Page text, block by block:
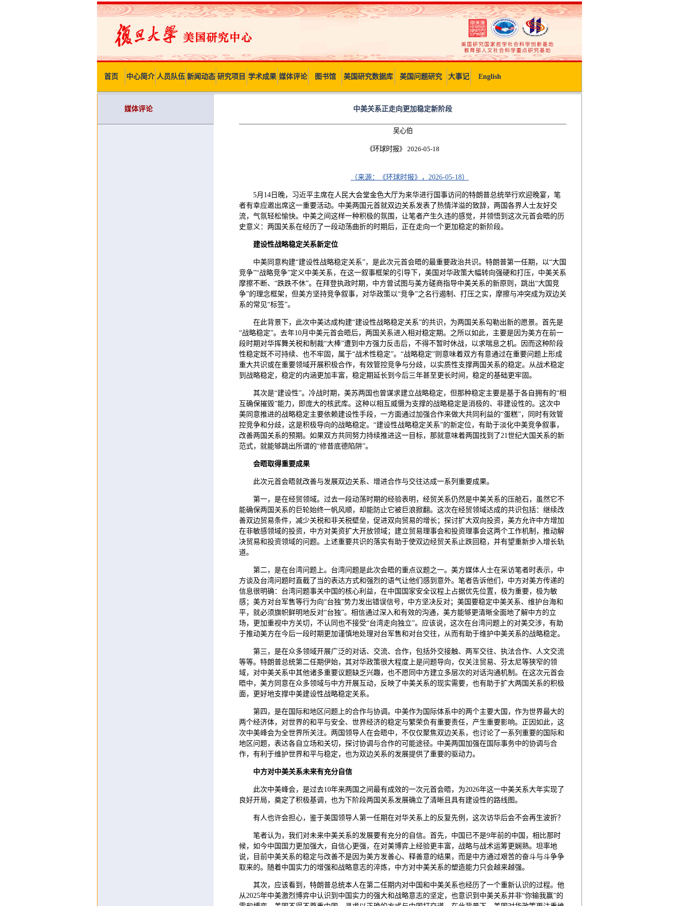
首页 中心简介 人员队伍 新闻动态 研究项目 学术成果 媒体评论 图书馆 美国研究数据库 美国问题研究 大事记 English
媒体评论 中美关系正走向更加稳定新阶段
吴心伯
《环球时报》 2026-05-18
（来源：《环球时报》，2026-05-18）
5月14日晚，习近平主席在人民大会堂金色大厅为来华进行国事访问的特朗普总统举行欢迎晚宴，笔
者有幸应邀出席这一重要活动。中美两国元首就双边关系发表了热情洋溢的致辞，两国各界人士友好交
流，气氛轻松愉快。中美之间这样一种积极的氛围，让笔者产生久违的感觉，并领悟到这次元首会晤的历
史意义：两国关系在经历了一段动荡曲折的时期后，正在走向一个更加稳定的新阶段。
建设性战略稳定关系新定位
中美同意构建“建设性战略稳定关系”，是此次元首会晤的最重要政治共识。特朗普第一任期，以“大国
竞争”“战略竞争”定义中美关系，在这一叙事框架的引导下，美国对华政策大幅转向强硬和打压，中美关系
摩擦不断、“跌跌不休”。在拜登执政时期，中方曾试图与美方磋商指导中美关系的新原则，跳出“大国竞
争”的理念框架，但美方坚持竞争叙事，对华政策以“竞争”之名行遏制、打压之实，摩擦与冲突成为双边关
系的常见“标签”。
在此背景下，此次中美达成构建“建设性战略稳定关系”的共识，为两国关系勾勒出新的愿景。首先是
“战略稳定”。去年10月中美元首会晤后，两国关系进入相对稳定期。之所以如此，主要是因为美方在前一
段时期对华挥舞关税和制裁“大棒”遭到中方强力反击后，不得不暂时休战，以求喘息之机。因而这种阶段
性稳定既不可持续、也不牢固，属于“战术性稳定”。“战略稳定”则意味着双方有意通过在重要问题上形成
重大共识或在重要领域开展积极合作，有效管控竞争与分歧，以实质性支撑两国关系的稳定。从战术稳定
到战略稳定，稳定的内涵更加丰富，稳定期延长到今后三年甚至更长时间，稳定的基础更牢固。
其次是“建设性”。冷战时期，美苏两国也曾谋求建立战略稳定，但那种稳定主要是基于各自拥有的“相
互确保摧毁”能力，即庞大的核武库。这种以相互威慑为支撑的战略稳定是消极的、非建设性的。这次中
美同意推进的战略稳定主要依赖建设性手段，一方面通过加强合作来做大共同利益的“蛋糕”，同时有效管
控竞争和分歧，这是积极导向的战略稳定。“建设性战略稳定关系”的新定位，有助于淡化中美竞争叙事，
改善两国关系的预期。如果双方共同努力持续推进这一目标，那就意味着两国找到了21世纪大国关系的新
范式，就能够跳出所谓的“修昔底德陷阱”。
会晤取得重要成果
此次元首会晤就改善与发展双边关系、增进合作与交往达成一系列重要成果。
第一，是在经贸领域。过去一段动荡时期的经验表明，经贸关系仍然是中美关系的压舱石，虽然它不
能确保两国关系的巨轮始终一帆风顺，却能防止它被巨浪掀翻。这次在经贸领域达成的共识包括：继续改
善双边贸易条件，减少关税和非关税壁垒，促进双向贸易的增长；探讨扩大双向投资，美方允许中方增加
在非敏感领域的投资，中方对美资扩大开放领域；建立贸易理事会和投资理事会这两个工作机制，推动解
决贸易和投资领域的问题。上述重要共识的落实有助于使双边经贸关系止跌回稳，并有望重新步入增长轨
道。
第二，是在台湾问题上。台湾问题是此次会晤的重点议题之一。美方媒体人士在采访笔者时表示，中
方谈及台湾问题时直截了当的表达方式和强烈的语气让他们感到意外。笔者告诉他们，中方对美方传递的
信息很明确：台湾问题事关中国的核心利益，在中国国家安全议程上占据优先位置，极为重要，极为敏
感；美方对台军售等行为向“台独”势力发出错误信号，中方坚决反对；美国要稳定中美关系、维护台海和
平，就必须旗帜鲜明地反对“台独”。相信通过深入和有效的沟通，美方能够更清晰全面地了解中方的立
场，更加重视中方关切，不认同也不接受“台湾走向独立”。应该说，这次在台湾问题上的对美交涉，有助
于推动美方在今后一段时期更加谨慎地处理对台军售和对台交往，从而有助于维护中美关系的战略稳定。
第三，是在众多领域开展广泛的对话、交流、合作，包括外交接触、两军交往、执法合作、人文交流
等等。特朗普总统第二任期伊始，其对华政策很大程度上是问题导向，仅关注贸易、芬太尼等狭窄的领
域，对中美关系中其他诸多重要议题缺乏兴趣，也不愿同中方建立多层次的对话沟通机制。在这次元首会
晤中，美方同意在众多领域与中方开展互动，反映了中美关系的现实需要，也有助于扩大两国关系的积极
面，更好地支撑中美建设性战略稳定关系。
第四，是在国际和地区问题上的合作与协调。中美作为国际体系中的两个主要大国，作为世界最大的
两个经济体，对世界的和平与安全、世界经济的稳定与繁荣负有重要责任，产生重要影响。正因如此，这
次中美峰会为全世界所关注。两国领导人在会晤中，不仅仅聚焦双边关系，也讨论了一系列重要的国际和
地区问题，表达各自立场和关切，探讨协调与合作的可能途径。中美两国加强在国际事务中的协调与合
作，有利于维护世界和平与稳定，也为双边关系的发展提供了重要的驱动力。
中方对中美关系未来有充分自信
此次中美峰会，是过去10年来两国之间最有成效的一次元首会晤，为2026年这一中美关系大年实现了
良好开局，奠定了积极基调，也为下阶段两国关系发展确立了清晰且具有建设性的路线图。
有人也许会担心，鉴于美国领导人第一任期在对华关系上的反复先例，这次访华后会不会再生波折？
笔者认为，我们对未来中美关系的发展要有充分的自信。首先，中国已不是9年前的中国，相比那时
候，如今中国国力更加强大，自信心更强，在对美博弈上经验更丰富，战略与战术运筹更娴熟。坦率地
说，目前中美关系的稳定与改善不是因为美方发善心、释善意的结果，而是中方通过艰苦的奋斗与斗争争
取来的。随着中国实力的增强和战略意志的淬炼，中方对中美关系的塑造能力只会越来越强。
其次，应该看到，特朗普总统本人在第二任期内对中国和中美关系也经历了一个重新认识的过程。他
从2025年中美激烈博弈中认识到中国实力的强大和战略意志的坚定，也意识到中美关系并非“你输我赢”的